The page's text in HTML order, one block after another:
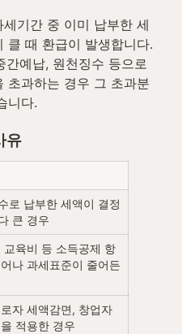
기간 중 이미 납부한 세
클 때 환급이 발생합니다.
예납, 원천징수 등으로
초과하는 경우 그 초과분
니다.
유
로 납부한 세액이 결정
큰 경우
교육비 등 소득공제 항
나 과세표준이 줄어든
자 세액감면, 창업자
적용한 경우